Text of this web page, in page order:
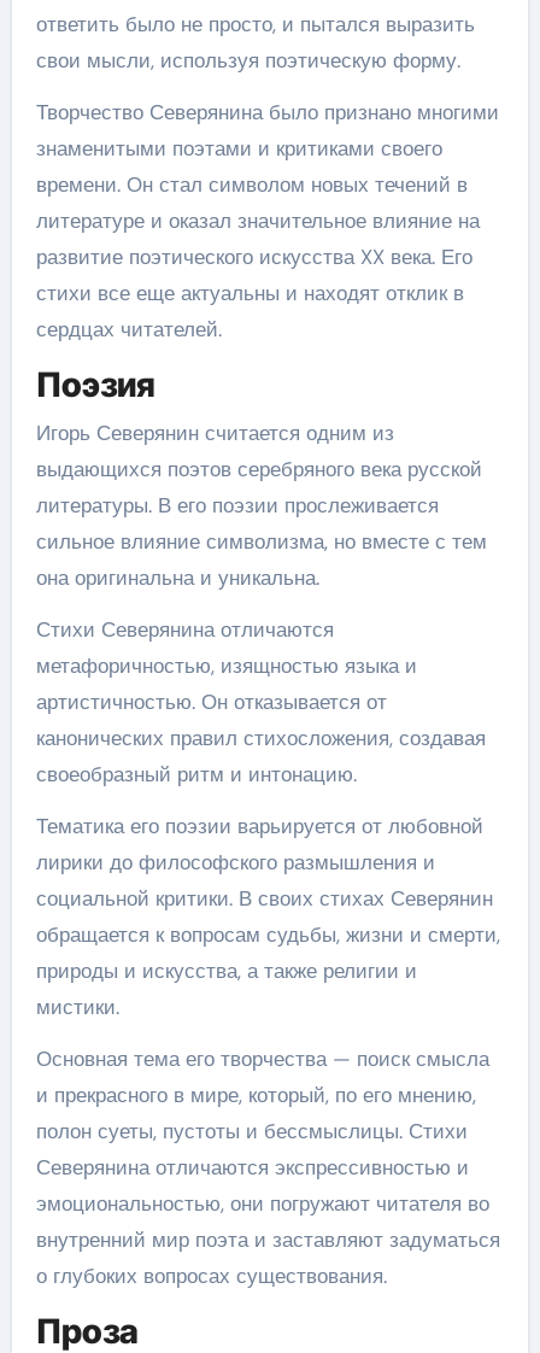
ответить было не просто, и пытался выразить
свои мысли, используя поэтическую форму.
Творчество Северянина было признано многими
знаменитыми поэтами и критиками своего
времени. Он стал символом новых течений в
литературе и оказал значительное влияние на
развитие поэтического искусства XX века. Его
стихи все еще актуальны и находят отклик в
сердцах читателей.
Поэзия
Игорь Северянин считается одним из
выдающихся поэтов серебряного века русской
литературы. В его поэзии прослеживается
сильное влияние символизма, но вместе с тем
она оригинальна и уникальна.
Стихи Северянина отличаются
метафоричностью, изящностью языка и
артистичностью. Он отказывается от
канонических правил стихосложения, создавая
своеобразный ритм и интонацию.
Тематика его поэзии варьируется от любовной
лирики до философского размышления и
социальной критики. В своих стихах Северянин
обращается к вопросам судьбы, жизни и смерти,
природы и искусства, а также религии и
мистики.
Основная тема его творчества — поиск смысла
и прекрасного в мире, который, по его мнению,
полон суеты, пустоты и бессмыслицы. Стихи
Северянина отличаются экспрессивностью и
эмоциональностью, они погружают читателя во
внутренний мир поэта и заставляют задуматься
о глубоких вопросах существования.
Проза